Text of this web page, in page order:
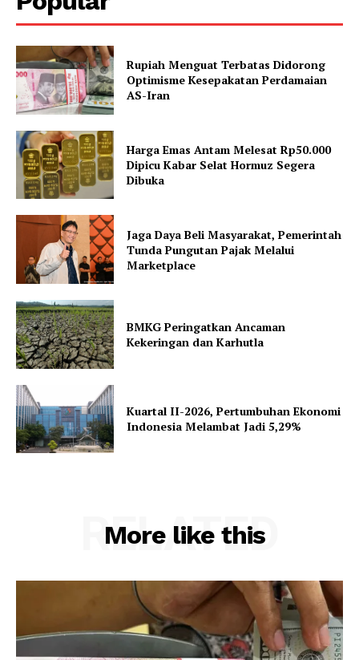
Rupiah Menguat Terbatas Didorong
Optimisme Kesepakatan Perdamaian
AS-Iran
Harga Emas Antam Melesat Rp50.000
Dipicu Kabar Selat Hormuz Segera
Dibuka
Jaga Daya Beli Masyarakat, Pemerintah
Tunda Pungutan Pajak Melalui
Marketplace
BMKG Peringatkan Ancaman
Kekeringan dan Karhutla
Kuartal II-2026, Pertumbuhan Ekonomi
Indonesia Melambat Jadi 5,29%
More like this
RELATED